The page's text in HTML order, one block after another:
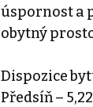
úspornost a
obytný
Dispozice
Předsíň –